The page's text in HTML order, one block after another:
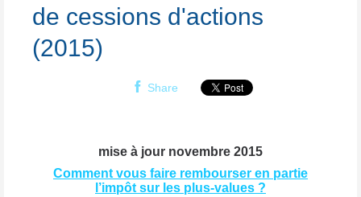
de cessions d'actions
(2015)
Share
mise à jour novembre 2015
Comment vous faire rembourser en partie
l’impôt sur les plus-values ?